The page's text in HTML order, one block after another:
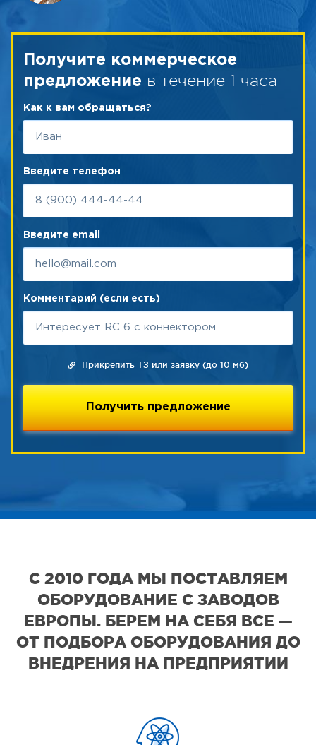
Получите коммерческое
предложение в течение 1 часа
Как к вам обращаться?
Введите телефон
Введите email
Комментарий (если есть)
Прикрепить ТЗ или заявку (до 10 мб)
С 2010 ГОДА МЫ ПОСТАВЛЯЕМ
ОБОРУДОВАНИЕ С ЗАВОДОВ
ЕВРОПЫ. БЕРЕМ НА СЕБЯ ВСЕ —
ОТ ПОДБОРА ОБОРУДОВАНИЯ ДО
ВНЕДРЕНИЯ НА ПРЕДПРИЯТИИ